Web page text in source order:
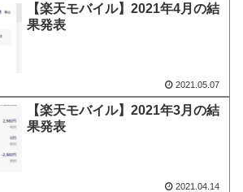
【楽天モバイル】2021年4月の結
果発表
2021.05.07
【楽天モバイル】2021年3月の結
果発表
2021.04.14